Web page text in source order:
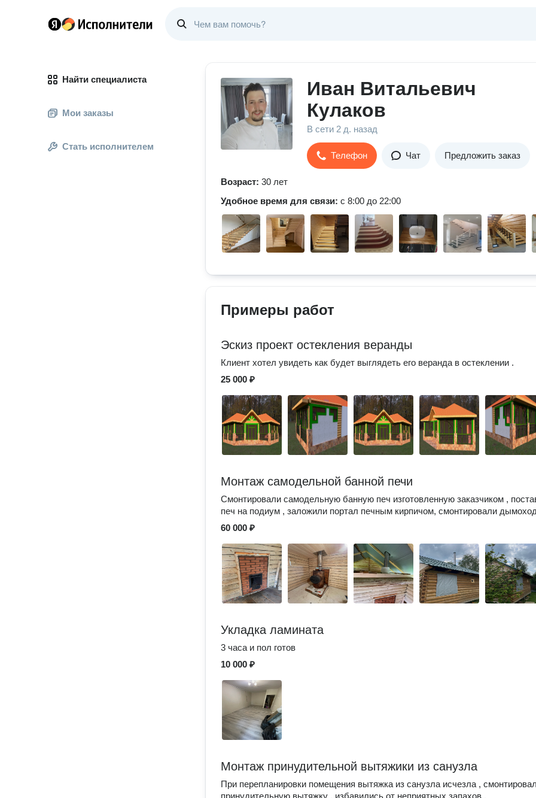
Найти специалиста
Мои заказы
Стать исполнителем
Иван Витальевич
Кулаков
В сети 2 д. назад
Телефон Чат Предложить заказ
Возраст: 30 лет
Удобное время для связи: с 8:00 до 22:00
Примеры работ
Эскиз проект остекления веранды
Клиент хотел увидеть как будет выглядеть его веранда в остеклении .
25 000 ₽
Монтаж самодельной банной печи
Смонтировали самодельную банную печ изготовленную заказчиком ,
печ на подиум , заложили портал печным кирпичом, смонтировали
60 000 ₽
Укладка ламината
3 часа и пол готов
10 000 ₽
Монтаж принудительной вытяжики из санузла
При перепланировки помещения вытяжка из санузла исчезла ,
принудительную вытяжку , избавились от неприятных запахов .